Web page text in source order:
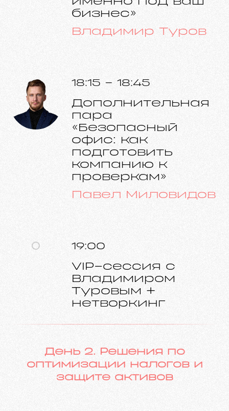
бизнес»
Владимир Туров
18:15 - 18:45
Дополнительная
пара
«Безопасный
офис: как
подготовить
компанию к
проверкам»
Павел Миловидов
19:00
VIP-сессия с
Владимиром
Туровым +
нетворкинг
День 2. Решения по
оптимизации налогов и
защите активов